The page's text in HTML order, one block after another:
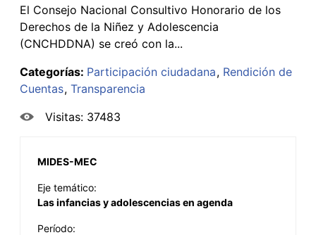
El Consejo Nacional Consultivo Honorario de los
Derechos de la Niñez y Adolescencia
(CNCHDDNA) se creó con la...
Categorías: Participación ciudadana Rendición de
Cuentas Transparencia
Visitas: 37483
MIDES-MEC
Eje temático:
Las infancias y adolescencias en agenda
Período: